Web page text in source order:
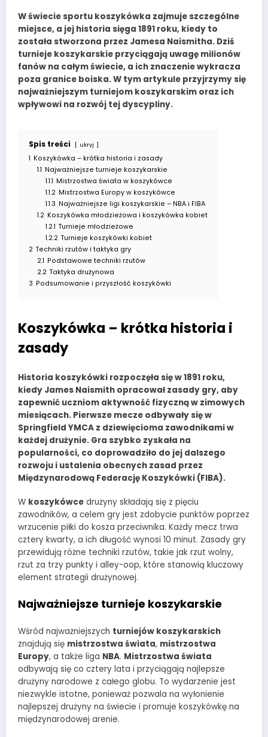
W świecie sportu koszykówka zajmuje szczególne
miejsce, a jej historia sięga 1891 roku, kiedy to
została stworzona przez Jamesa Naismitha. Dziś
turnieje koszykarskie przyciągają uwagę milionów
fanów na całym świecie, a ich znaczenie wykracza
poza granice boiska. W tym artykule przyjrzymy się
najważniejszym turniejom koszykarskim oraz ich
wpływowi na rozwój tej dyscypliny.
Spis treści ukryj
1 Koszykówka – krótka historia i zasady
1.1 Najważniejsze turnieje koszykarskie
1.1.1 Mistrzostwa świata w koszykówce
1.1.2 Mistrzostwa Europy w koszykówce
1.1.3 Najważniejsze ligi koszykarskie – NBA i FIBA
1.2 Koszykówka młodzieżowa i koszykówka kobiet
1.2.1 Turnieje młodzieżowe
1.2.2 Turnieje koszykówki kobiet
2 Techniki rzutów i taktyka gry
2.1 Podstawowe techniki rzutów
2.2 Taktyka drużynowa
3 Podsumowanie i przyszłość koszykówki
Koszykówka – krótka historia i
zasady
Historia koszykówki rozpoczęła się w 1891 roku,
kiedy James Naismith opracował zasady gry, aby
zapewnić uczniom aktywność fizyczną w zimowych
miesiącach. Pierwsze mecze odbywały się w
Springfield YMCA z dziewięcioma zawodnikami w
każdej drużynie. Gra szybko zyskała na
popularności, co doprowadziło do jej dalszego
rozwoju i ustalenia obecnych zasad przez
Międzynarodową Federację Koszykówki (FIBA).
W koszykówce drużyny składają się z pięciu
zawodników, a celem gry jest zdobycie punktów poprzez
wrzucenie piłki do kosza przeciwnika. Każdy mecz trwa
cztery kwarty, a ich długość wynosi 10 minut. Zasady gry
przewidują różne techniki rzutów, takie jak rzut wolny,
rzut za trzy punkty i alley-oop, które stanowią kluczowy
element strategii drużynowej.
Najważniejsze turnieje koszykarskie
Wśród najważniejszych turniejów koszykarskich
znajdują się mistrzostwa świata, mistrzostwa
Europy, a także liga NBA. Mistrzostwa świata
odbywają się co cztery lata i przyciągają najlepsze
drużyny narodowe z całego globu. To wydarzenie jest
niezwykle istotne, ponieważ pozwala na wyłonienie
najlepszej drużyny na świecie i promuje koszykówkę na
międzynarodowej arenie.